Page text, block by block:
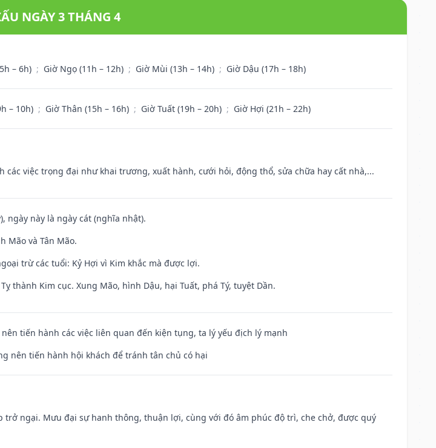
NGÀY 3 THÁNG 4
– 6h) ; Giờ Ngọ (11h – 12h) ; Giờ Mùi (13h – 14h) ; Giờ Dậu (17h – 18h)
– 10h) ; Giờ Thân (15h – 16h) ; Giờ Tuất (19h – 20h) ; Giờ Hợi (21h – 22h)
các việc trọng đại như khai trương, xuất hành, cưới hỏi, động thổ, sửa chữa hay cất nhà,...
ngày này là ngày cát (nghĩa nhật).
Mão và Tân Mão.
trừ các tuổi: Kỷ Hợi vì Kim khắc mà được lợi.
thành Kim cục. Xung Mão, hình Dậu, hại Tuất, phá Tý, tuyệt Dần.
tiến hành các việc liên quan đến kiện tụng, ta lý yếu địch lý mạnh
nên tiến hành hội khách để tránh tân chủ có hại
trở ngại. Mưu đại sự hanh thông, thuận lợi, cùng với đó âm phúc độ trì, che chở, được quý